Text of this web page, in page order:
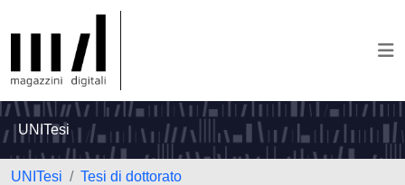
UNITesi
UNITesi
Tesi di dottorato